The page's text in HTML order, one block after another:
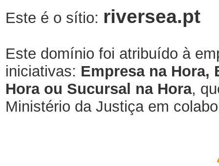
Este é o sítio: riversea.pt
Este domínio foi atribuído à
iniciativas: Empresa na Hora,
Hora ou Sucursal na Hora,
Ministério da Justiça em